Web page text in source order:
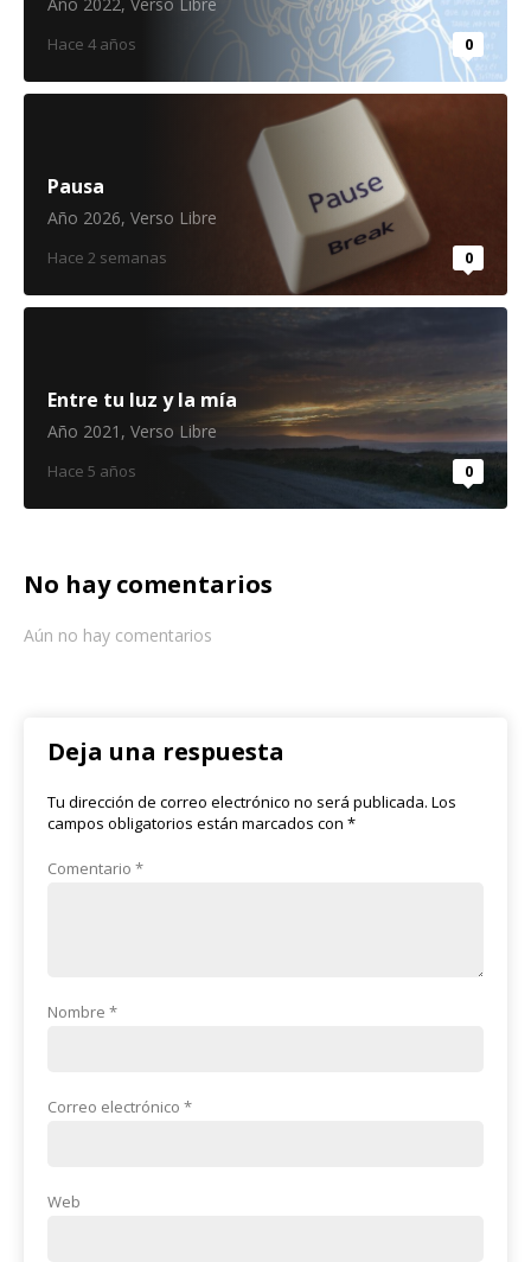
Hace 4 años 0
Pausa
Año 2026, Verso Libre
Hace 2 semanas 0
Entre tu luz y la mía
Año 2021 , Verso Libre
Hace 5 años 0
No hay comentarios
Aún no hay comentarios
Deja una respuesta
Tu dirección de correo electrónico no será publicada. Los
campos obligatorios están marcados con *
Comentario *
Nombre *
Correo electrónico *
Web